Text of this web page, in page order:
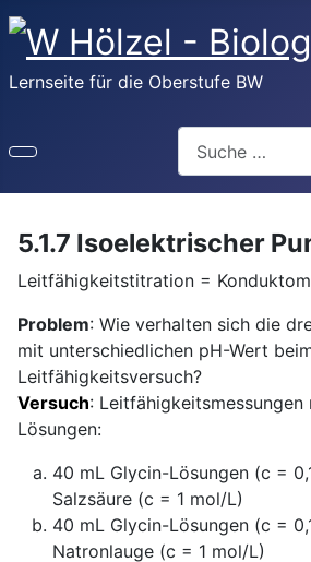
Lernseite für die Oberstufe BW
5.1.7 Isoelektrischer
Leitfähigkeitstitration =
Problem: Wie verhalten sich die
mit unterschiedlichen pH-Wert
Leitfähigkeitsversuch?
Versuch:
Lösungen:
40 mL Glycin-Lösungen (c =
Salzsäure (c = 1 mol/L)
40 mL Glycin-Lösungen (c =
Natronlauge (c = 1 mol/L)